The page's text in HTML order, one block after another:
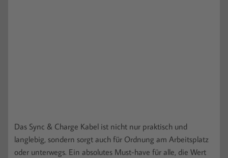
Das Sync & Charge Kabel ist nicht nur praktisch und
langlebig, sondern sorgt auch für Ordnung am Arbeitsplatz
oder unterwegs. Ein absolutes Must-have für alle, die Wert